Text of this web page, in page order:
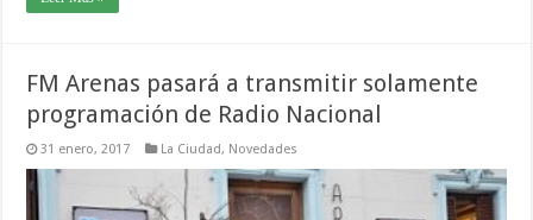
FM Arenas pasará a transmitir solamente
programación de Radio Nacional
31 enero, 2017 La Ciudad, Novedades